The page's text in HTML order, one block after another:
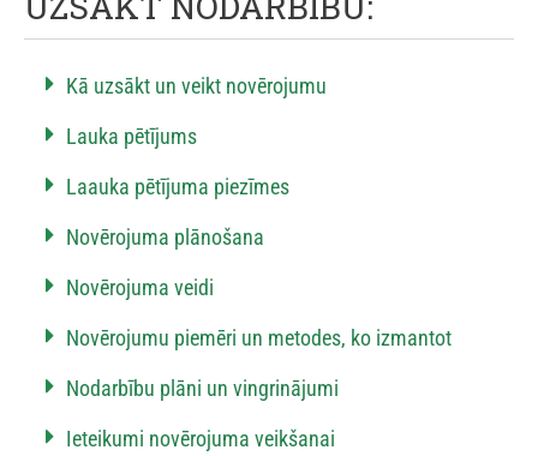
Kā uzsākt un veikt novērojumu
Lauka pētījums
Laauka pētījuma piezīmes
Novērojuma plānošana
Novērojuma veidi
Novērojumu piemēri un metodes, ko izmantot
Nodarbību plāni un vingrinājumi
Ieteikumi novērojuma veikšanai